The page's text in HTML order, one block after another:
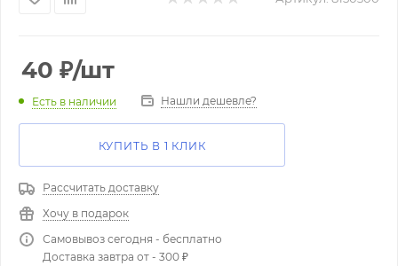
40 ₽/шт
Есть в наличии Нашли дешевле?
КУПИТЬ В 1 КЛИК
Рассчитать доставку
Хочу в подарок
Самовывоз сегодня - бесплатно
Доставка завтра от - 300 ₽